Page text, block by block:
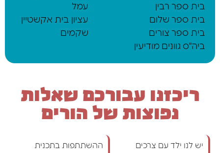
בית ספר רבין
בית ספר שלום
בית ספר צורים
ביה"ס גוונים מודיעין
עמל
עציון בית אקשטיין
שקמים
ריכזנו עבורכם שאלות
נפוצות של הורים
יש לנו ילד עם צרכים
ההשתתפות בתכנית